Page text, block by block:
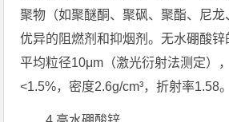
聚物（如聚醚酮、聚砜、聚酯、尼龙
优异的阻燃剂和抑烟剂。无水硼酸锌
平均粒径10μm（激光衍射法测定）
<1.5%，密度2.6g/cm³，折射率1.58。